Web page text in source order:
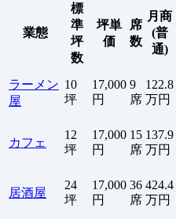
業態
標
準
坪
数
坪単
価
席
数
月商
(普
通)
ラーメン
屋
10
坪
17,000
円
9
席
122.8
万円
カフェ
12
坪
17,000
円
15
席
137.9
万円
居酒屋
24
坪
17,000
円
36
席
424.4
万円